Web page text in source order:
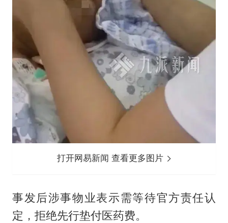
打开网易新闻 查看更多图片
事发后涉事物业表示需等待官方责任认
定，拒绝先行垫付医药费。